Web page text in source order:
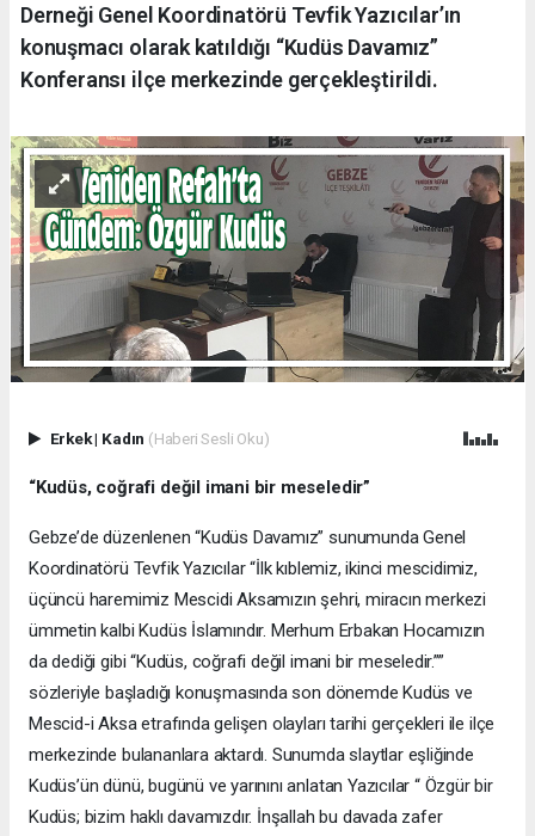
Derneği Genel Koordinatörü Tevfik Yazıcılar’ın
konuşmacı olarak katıldığı “Kudüs Davamız”
Konferansı ilçe merkezinde gerçekleştirildi.
Erkek| Kadın (Haberi Sesli Oku)
“Kudüs, coğrafi değil imani bir meseledir”
Gebze’de düzenlenen “Kudüs Davamız” sunumunda Genel
Koordinatörü Tevfik Yazıcılar “İlk kıblemiz, ikinci mescidimiz,
üçüncü haremimiz Mescidi Aksamızın şehri, miracın merkezi
ümmetin kalbi Kudüs İslamındır. Merhum Erbakan Hocamızın
da dediği gibi “Kudüs, coğrafi değil imani bir meseledir.””
sözleriyle başladığı konuşmasında son dönemde Kudüs ve
Mescid-i Aksa etrafında gelişen olayları tarihi gerçekleri ile ilçe
merkezinde bulananlara aktardı. Sunumda slaytlar eşliğinde
Kudüs’ün dünü, bugünü ve yarınını anlatan Yazıcılar “ Özgür bir
Kudüs; bizim haklı davamızdır. İnşallah bu davada zafer